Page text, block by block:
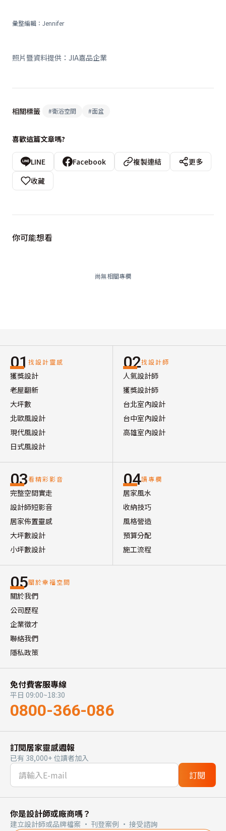
彙整編輯：Jennifer
照片暨資料提供：JIA嘉品企業
相關標籤 #衛浴空間 #面盆
喜歡這篇文章嗎?
LINE Facebook 複製連結
更多
收藏
你可能想看
尚無相關專欄
01 找設計靈感
獲獎設計
老屋翻新
大坪數
北歐風設計
現代風設計
日式風設計
02找設計師
人氣設計師
獲獎設計師
台北室內設計
台中室內設計
高雄室內設計
03看精彩影音
完整空間實走
設計師短影音
居家佈置靈感
大坪數設計
小坪數設計
04讀專欄
居家風水
收納技巧
風格營造
預算分配
施工流程
05關於幸福空間
關於我們
公司歷程
企業徵才
聯絡我們
隱私政策
免付費客服專線
平日 09:00~18:30
0800-366-086
訂閱居家靈感週報
已有 38,000+ 位讀者加入
訂閱
你是設計師或廠商嗎？
建立設計師或品牌檔案 · 刊登案例 · 接受諮詢